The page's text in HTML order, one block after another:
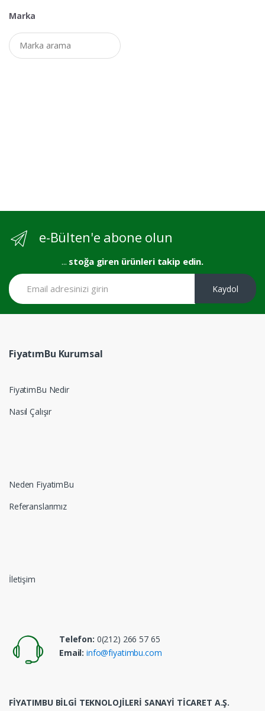
Marka
e-Bülten'e abone olun
... stoğa giren ürünleri takip edin.
Kaydol
FiyatımBu Kurumsal
FiyatimBu Nedir
Nasıl Çalışır
Neden FiyatimBu
Referanslarımız
İletişim
Telefon: 0(212) 266 57 65
Email: info@fiyatimbu.com
FİYATIMBU BİLGİ TEKNOLOJİLERİ SANAYİ TİCARET A.Ş.